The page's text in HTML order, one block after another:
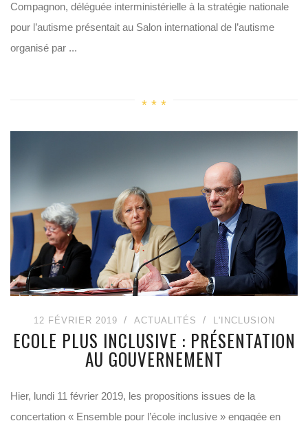
Compagnon, déléguée interministérielle à la stratégie nationale
pour l’autisme présentait au Salon international de l’autisme
organisé par ...
12 FÉVRIER 2019 ACTUALITÉS L'INCLUSION
ECOLE PLUS INCLUSIVE : PRÉSENTATION
AU GOUVERNEMENT
Hier, lundi 11 février 2019, les propositions issues de la
concertation « Ensemble pour l’école inclusive » engagée en